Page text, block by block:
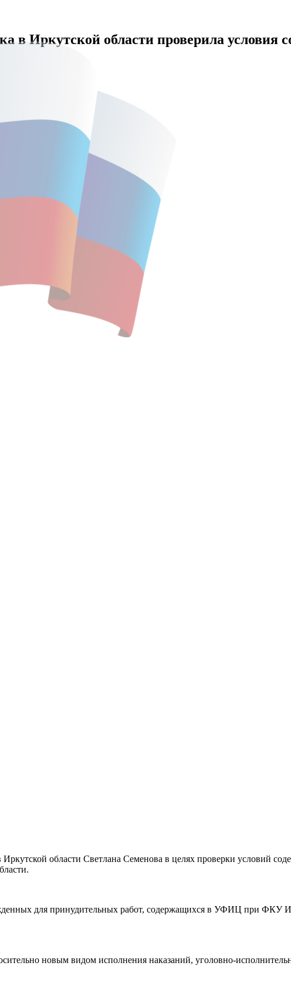
в Иркутской области проверила условия
области Светлана Семенова в целях проверки условий
для принудительных работ, содержащихся в УФИЦ при
новым видом исполнения наказаний, уголовно-